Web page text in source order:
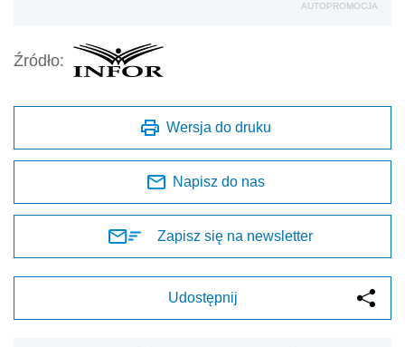
AUTOPROMOCJA
Źródło:
Wersja do druku
Napisz do nas
Zapisz się na newsletter
Udostępnij